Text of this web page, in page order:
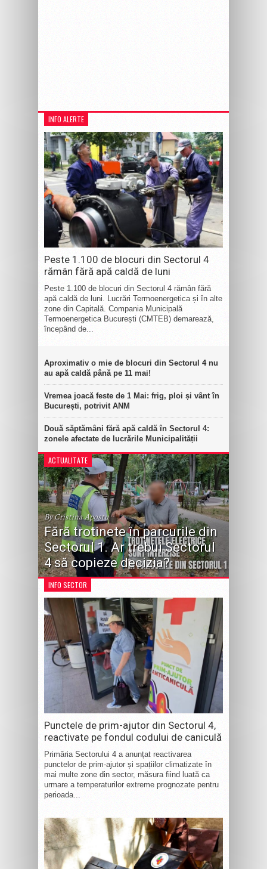
INFO ALERTE
Peste 1.100 de blocuri din Sectorul 4
rămân fără apă caldă de luni
Peste 1.100 de blocuri din Sectorul 4 rămân fără
apă caldă de luni. Lucrări Termoenergetica și în alte
zone din Capitală. Compania Municipală
Termoenergetica București (CMTEB) demarează,
începând de...
Aproximativ o mie de blocuri din Sectorul 4 nu
au apă caldă până pe 11 mai!
Vremea joacă feste de 1 Mai: frig, ploi și vânt în
București, potrivit ANM
Două săptămâni fără apă caldă în Sectorul 4:
zonele afectate de lucrările Municipalității
ACTUALITATE
By Cristina Apostu
Fără trotinete în parcurile din
Sectorul 1. Ar trebui Sectorul
4 să copieze decizia?
INFO SECTOR
Punctele de prim-ajutor din Sectorul 4,
reactivate pe fondul codului de caniculă
Primăria Sectorului 4 a anunțat reactivarea
punctelor de prim-ajutor și spațiilor climatizate în
mai multe zone din sector, măsura fiind luată ca
urmare a temperaturilor extreme prognozate pentru
perioada...